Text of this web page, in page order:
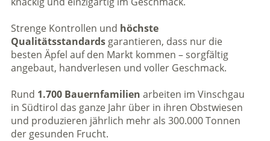
Strenge Kontrollen und höchste
Qualitätsstandardsgarantieren, dass nur die
besten Äpfel auf den Markt kommen – sorgfältig
angebaut, handverlesen und voller Geschmack.
Rund 1.700 Bauernfamilien arbeiten im Vinschgau
in Südtirol das ganze Jahr über in ihren Obstwiesen
und produzieren jährlich mehr als 300.000 Tonnen
der gesunden Frucht.